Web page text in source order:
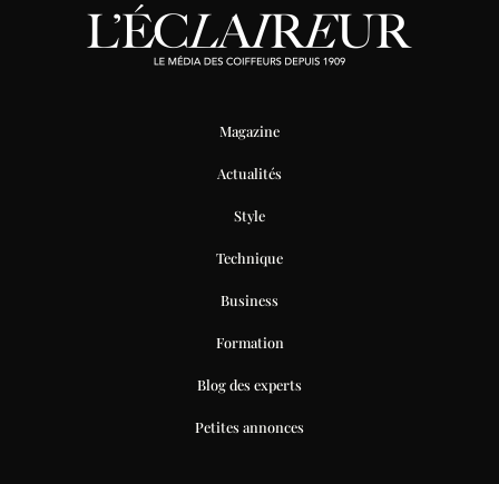
Magazine
Actualités
Style
Technique
Business
Formation
Blog des experts
Petites annonces